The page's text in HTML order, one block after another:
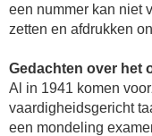
een nummer kan niet
zetten en afdrukken
Gedachten over het
Al in 1941 komen
vaardigheidsgericht
een mondeling